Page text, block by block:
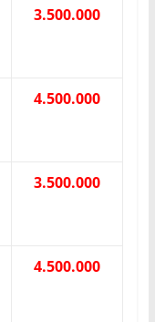
3.500.000
4.500.000
3.500.000
4.500.000